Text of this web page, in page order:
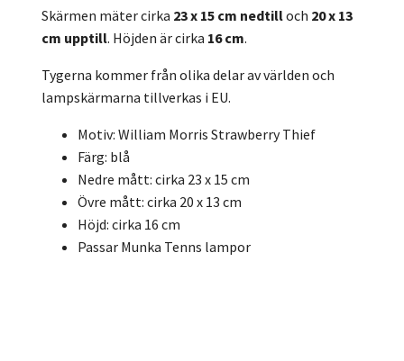
Skärmen mäter cirka 23 x 15 cm nedtilloch 20 x 13
cm upptill. Höjden är cirka 16 cm.
Tygerna kommer från olika delar av världen och
lampskärmarna tillverkas i EU.
Motiv: William Morris Strawberry Thief
Färg: blå
Nedre mått: cirka 23 x 15 cm
Övre mått: cirka 20 x 13 cm
Höjd: cirka 16 cm
Passar Munka Tenns lampor